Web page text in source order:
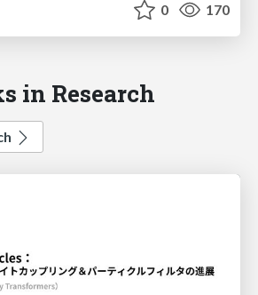
0 170
in Research